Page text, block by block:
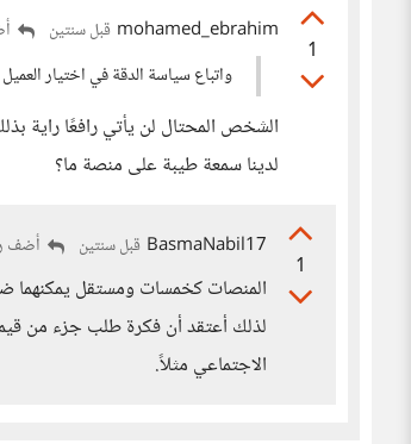
1
mohamed_ebrahim قبل سنتين
واتباع سياسة الدقة في اختيار
الشخص المحتال لن يأتي رافعًا راية
لدينا سمعة طيبة على منصة ما؟
1
BasmaNabil17 قبل سنتين أضف
المنصات كخمسات ومستقل يمكنهما
لذلك أعتقد أن فكرة طلب جزء من
الاجتماعي مثلاً.